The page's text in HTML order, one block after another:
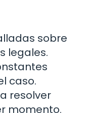
sobre
legales.
caso.
resolver
momento.